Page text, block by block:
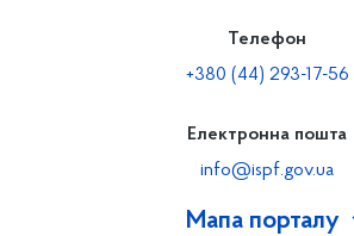
Мапа порталу
Телефон
+380 (44) 293-17-56
Електронна пошта
info@ispf.gov.ua